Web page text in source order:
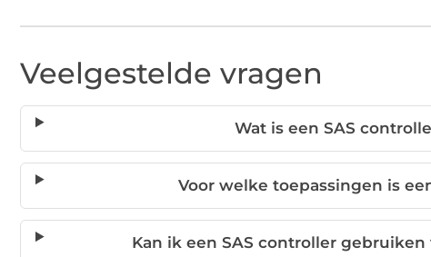
Veelgestelde vragen
Wat is een SAS
Voor welke toepassingen is
Kan ik een SAS controller